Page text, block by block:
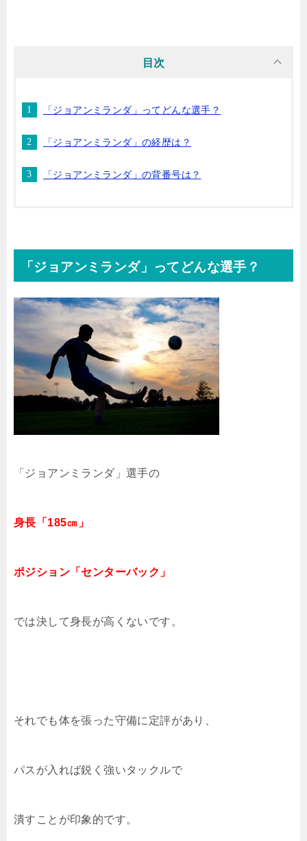
目次
「ジョアンミランダ」ってどんな選手？
「ジョアンミランダ」の経歴は？
「ジョアンミランダ」の背番号は？
「ジョアンミランダ」ってどんな選手？
「ジョアンミランダ」選手の
身長「185㎝」
ポジション「センターバック」
では決して身長が高くないです。
それでも体を張った守備に定評があり、
パスが入れば鋭く強いタックルで
潰すことが印象的です。